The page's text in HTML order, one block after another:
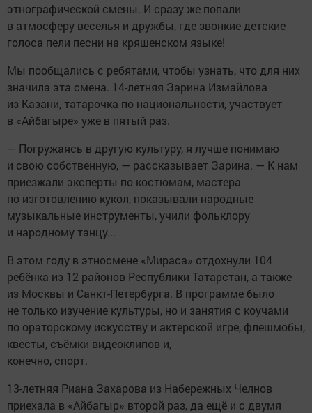
этнографической смены. И сразу же попали
в атмосферу веселья и дружбы, где звонкие детские
голоса пели песни на кряшенском языке!
Мы пообщались с ребятами, чтобы узнать, что для них
значила эта смена. 14-летняя Зарина Измайлова
из Казани, татарочка по национальности, участвует
в «Айбагыре» уже в пятый раз.
— Погружаясь в другую культуру, я лучше понимаю
и свою собственную, — рассказывает Зарина. — К нам
приезжали эксперты по костюмам, мастера
по изготовлению кукол, показывали народные
музыкальные инструменты, учили фольклору
и народному танцу...
В этом году в этносмене «Мираса» отдохнули 104
ребёнка из 12 районов Республики Татарстан, а также
из Москвы и Санкт-Петербурга. В программе было
не только изучение культуры, но и занятия с коучами
по ораторскому искусству и актерской игре, флешмобы,
квесты, съёмки видеоклипов и,
конечно, спорт.
13-летняя Риана Захарова из Набережных Челнов
приехала в «Айбагыр» второй раз, да ещё и с двумя